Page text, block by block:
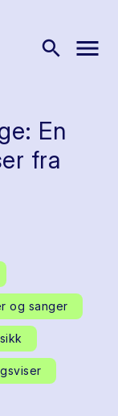
search menu
En
fra
og sanger